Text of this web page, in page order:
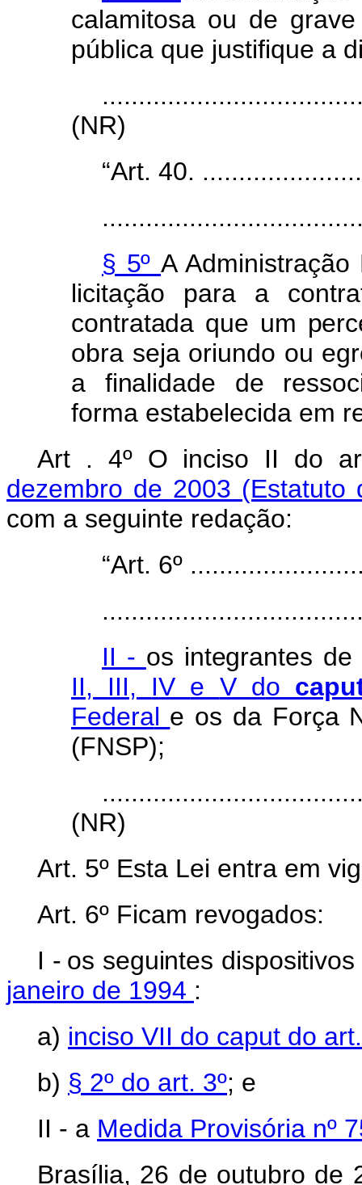
calamitosa ou de
pública que justifique a
(NR)
“Art. 40.
§ 5º A Administração
licitação para a
contratada que um
obra seja oriundo ou
a finalidade de
forma estabelecida em
Art . 4º O inciso II do
dezembro de 2003 (Estatuto
com a seguinte redação:
“Art. 6º
II - os integrantes de
II, III, IV e V do
Federal e os da Força
(FNSP);
(NR)
Art. 5º Esta Lei entra em
Art. 6º Ficam revogados:
I - os seguintes dispositivos
janeiro de 1994 :
a) inciso VII do caput do
b) § 2º do art. 3º; e
II - a Medida Provisória nº
Brasília, 26 de outubro de